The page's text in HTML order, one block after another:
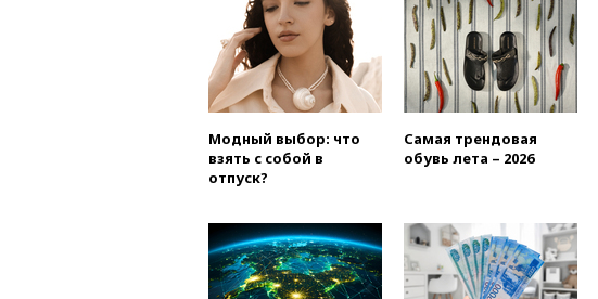
Модный выбор: что
взять с собой в
отпуск?
Самая трендовая
обувь лета – 2026